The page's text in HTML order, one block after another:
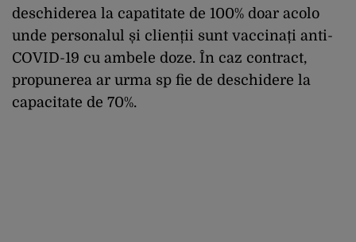
deschiderea la capatitate de 100% doar acolo
unde personalul și clienții sunt vaccinați anti-
COVID-19 cu ambele doze. În caz contract,
propunerea ar urma sp fie de deschidere la
capacitate de 70%.